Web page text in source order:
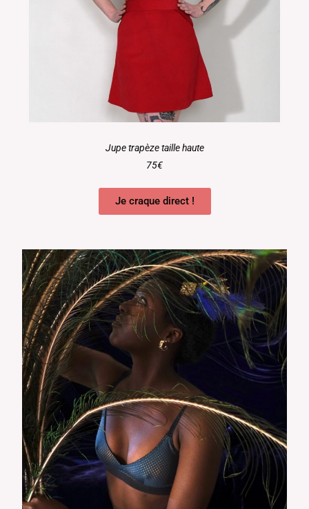
Jupe trapèze taille haute
75€
Je craque direct !